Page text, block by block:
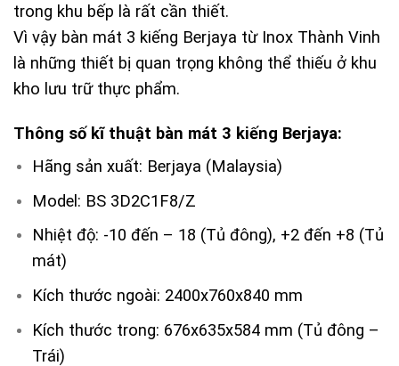
trong khu bếp là rất cần thiết.
Vì vậy bàn mát 3 kiếng Berjaya từ Inox Thành Vinh
là những thiết bị quan trọng không thể thiếu ở khu
kho lưu trữ thực phẩm.
Thông số kĩ thuật bàn mát 3 kiếng Berjaya:
Hãng sản xuất: Berjaya (Malaysia)
Model: BS 3D2C1F8/Z
Nhiệt độ: -10 đến – 18 (Tủ đông), +2 đến +8 (Tủ
mát)
Kích thước ngoài: 2400x760x840 mm
Kích thước trong: 676x635x584 mm (Tủ đông –
Trái)